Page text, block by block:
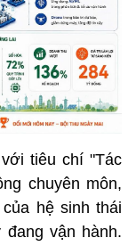
tiêu chí "Tác
chuyên môn,
hệ sinh thái
vận hành.